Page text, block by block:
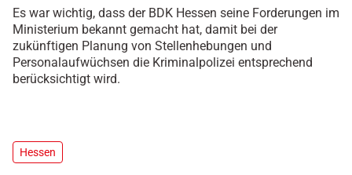
Es war wichtig, dass der BDK Hessen seine Forderungen im
Ministerium bekannt gemacht hat, damit bei der
zukünftigen Planung von Stellenhebungen und
Personalaufwüchsen die Kriminalpolizei entsprechend
berücksichtigt wird.
Hessen